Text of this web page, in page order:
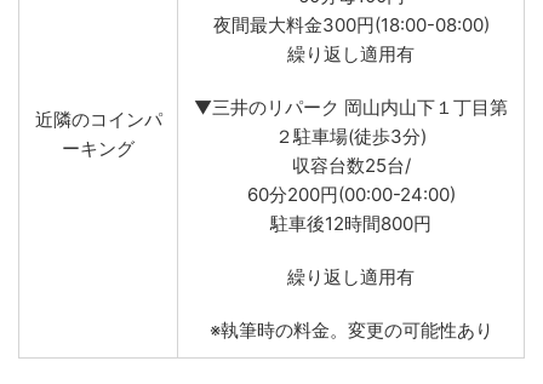
近隣のコインパ
ーキング
夜間最大料金300円(18:00-08:00)
繰り返し適用有
▼三井のリパーク 岡山内山下１丁目第
２駐車場(徒歩3分)
収容台数25台/
60分200円(00:00-24:00)
駐車後12時間800円
繰り返し適用有
※執筆時の料金。変更の可能性あり